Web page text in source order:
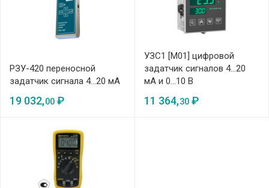
РЗУ-420 переносной
задатчик сигнала 4…20 мА
19 032,00 ₽
УЗС1 [М01] цифровой
задатчик сигналов 4…20
мА и 0…10 В
11 364,30₽